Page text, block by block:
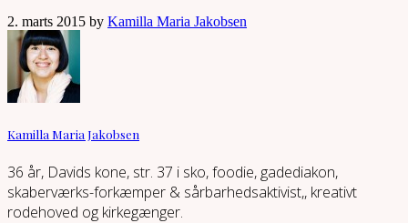
2. marts 2015 by Kamilla Maria Jakobsen
Kamilla Maria Jakobsen
36 år, Davids kone, str. 37 i sko, foodie, gadediakon,
skaberværks-forkæmper & sårbarhedsaktivist,, kreativt
rodehoved og kirkegænger.